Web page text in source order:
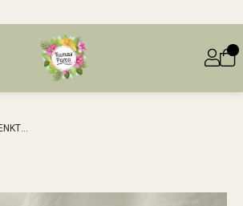
BEYAZ RENKTE AROBIN DOKUMA EN: 150